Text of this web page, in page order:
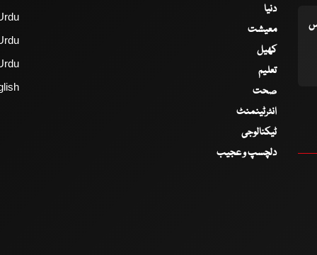
دنیا
معیشت
کھیل
تعلیم
صحت
انٹرٹینمنٹ
ٹیکنالوجی
دلچسپ و عجیب